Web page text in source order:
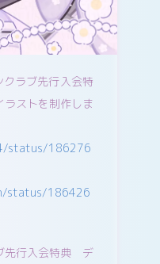
ラブ先行入会特
ストを制作しま
status/186276
status/186426
先行入会特典 デ